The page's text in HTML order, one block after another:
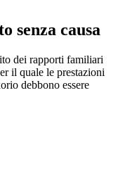
senza causa
dei rapporti familiari
il quale le prestazioni
debbono essere